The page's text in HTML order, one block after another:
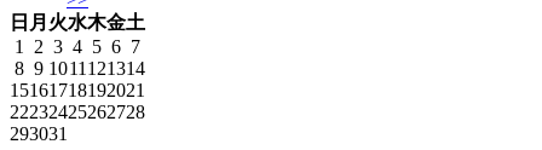
日 月 火水木金土
1
2 3 4 5 6 7
8 9 1011 121314
15161718192021
22232425262728
293031